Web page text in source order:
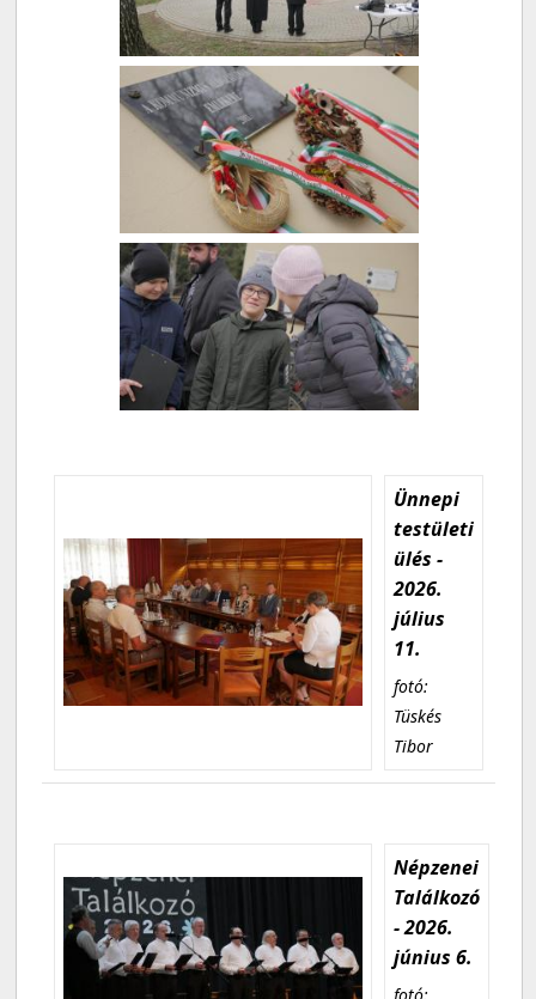
Ünnepi
testületi
ülés -
2026.
július
11.
fotó:
Tüskés
Tibor
Népzenei
Találkozó
- 2026.
június 6.